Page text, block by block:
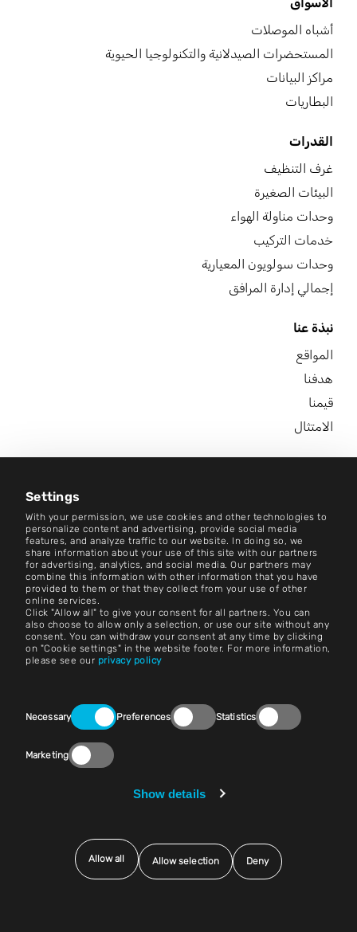
Settings
With your permission, we use cookies and other technologies to
personalize content and advertising, provide social media
features, and analyze traffic to our website. In doing so, we
share information about your use of this site with our partners
for advertising, analytics, and social media. Our partners may
combine this information with other information that you have
provided to them or that they collect from your use of other
online services.
Click "Allow all" to give your consent for all partners. You can
also choose to allow only a selection, or use our site without any
consent. You can withdraw your consent at any time by clicking
on "Cookie settings" in the website footer. For more information,
please see our privacy policy
Selection
Necessary Preferences Statistics
Marketing
Show details
Allow all Allow selection Deny
أشباه الموصلات
المستحضرات الصيدلانية والتكنولوجيا الحيوية
مراكز البيانات
البطاريات
القدرات
غرف التنظيف
البيئات الصغيرة
وحدات مناولة الهواء
خدمات التركيب
وحدات سولويون المعيارية
إجمالي إدارة المرافق
نبذة عنا
المواقع
هدفنا
قيمنا
الامتثال
اتصل بنا
الوظائف
الشروط والأحكام
بصمة
إشعار قانوني
اتصل بنا